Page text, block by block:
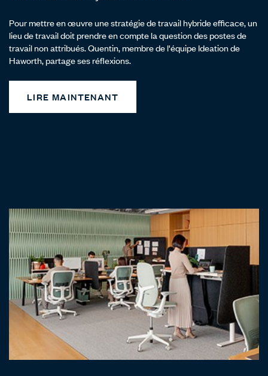
Pour mettre en œuvre une stratégie de travail hybride efficace, un
lieu de travail doit prendre en compte la question des postes de
travail non attribués. Quentin, membre de l'équipe Ideation de
Haworth, partage ses réflexions.
LIRE MAINTENANT